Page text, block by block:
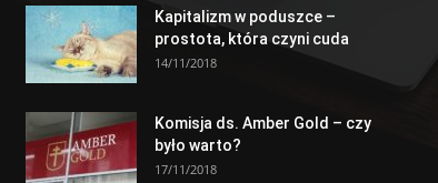
Kapitalizm w poduszce –
prostota, która czyni cuda
14/11/2018
Komisja ds. Amber Gold – czy
było warto?
17/11/2018